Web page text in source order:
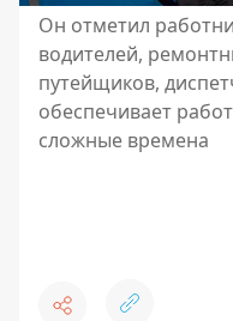
Он отметил
водителей,
путейщиков,
обеспечивает
сложные времена